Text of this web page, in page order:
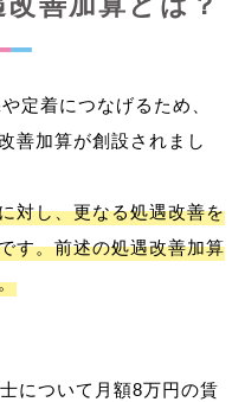
定着につなげるため、
善加算が創設されまし
対し、更なる処遇改善を
す。前述の処遇改善加算
について月額8万円の賃